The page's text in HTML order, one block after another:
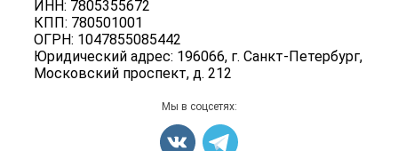
ИНН: 7805355672
КПП: 780501001
ОГРН: 1047855085442
Юридический адрес: 196066, г. Санкт-Петербург,
Московский проспект, д. 212
Оборудование
Прочее
Карта объявлений
Мы в соцсетях: